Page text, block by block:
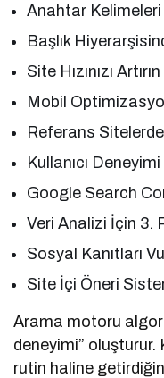
Anahtar Kelimeleri
Başlık
Site Hızınızı Artırın
Mobil
Referans
Kullanıcı
Google Search
Veri Analizi İçin 3.
Sosyal Kanıtları
Site İçi Öneri
Arama motoru
deneyimi” oluşturur.
rutin haline